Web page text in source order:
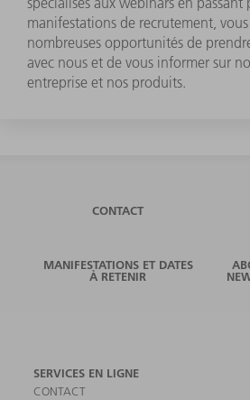
manifestations de recrutement,
nombreuses opportunités de
avec nous et de vous informer sur
entreprise et nos produits.
CONTACT
MANIFESTATIONS ET DATES
À RETENIR
SERVICES EN LIGNE
CONTACT